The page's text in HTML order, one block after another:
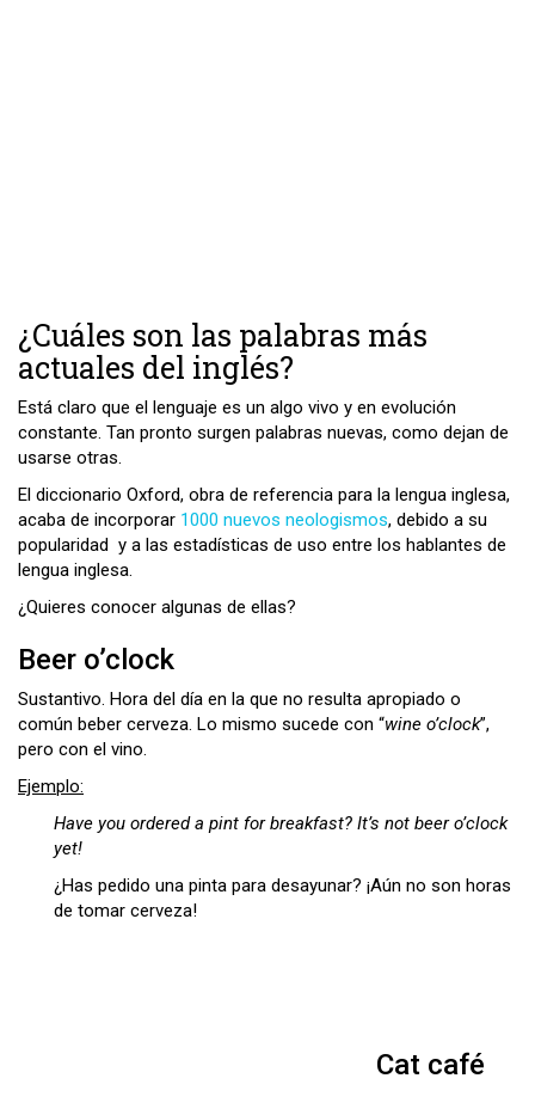
¿Cuáles son las palabras más
actuales del inglés?
Está claro que el lenguaje es un algo vivo y en evolución
constante. Tan pronto surgen palabras nuevas, como dejan de
usarse otras.
El diccionario Oxford, obra de referencia para la lengua inglesa,
acaba de incorporar 1000 nuevos neologismos, debido a su
popularidad y a las estadísticas de uso entre los hablantes de
lengua inglesa.
¿Quieres conocer algunas de ellas?
Beer o’clock
Sustantivo. Hora del día en la que no resulta apropiado o
común beber cerveza. Lo mismo sucede con “wine o’clock”,
pero con el vino.
Ejemplo:
Have you ordered a pint for breakfast? It’s not beer o’clock
yet!
¿Has pedido una pinta para desayunar? ¡Aún no son horas
de tomar cerveza!
Cat café